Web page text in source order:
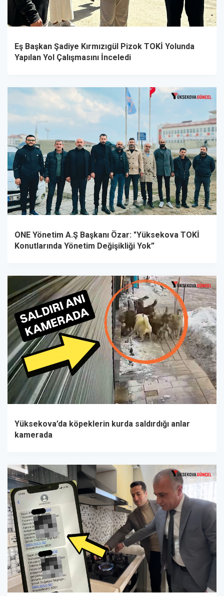
Eş Başkan Şadiye Kırmızıgül Pizok TOKİ Yolunda
Yapılan Yol Çalışmasını İnceledi
ONE Yönetim A.Ş Başkanı Özar: "Yüksekova TOKİ
Konutlarında Yönetim Değişikliği Yok”
Yüksekova’da köpeklerin kurda saldırdığı anlar
kamerada